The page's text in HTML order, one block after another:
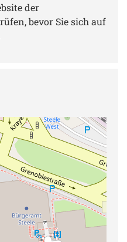
der
bevor Sie sich auf